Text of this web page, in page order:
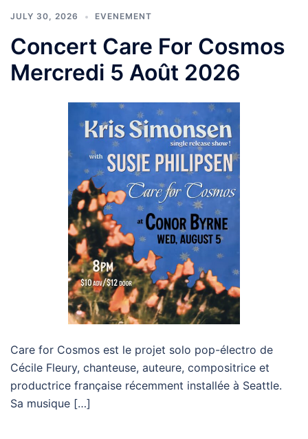
JULY 30, 2026 EVENEMENT
Concert Care For Cosmos
Mercredi 5 Août 2026
Care for Cosmos est le projet solo pop-électro de
Cécile Fleury, chanteuse, auteure, compositrice et
productrice française récemment installée à Seattle.
Sa musique […]